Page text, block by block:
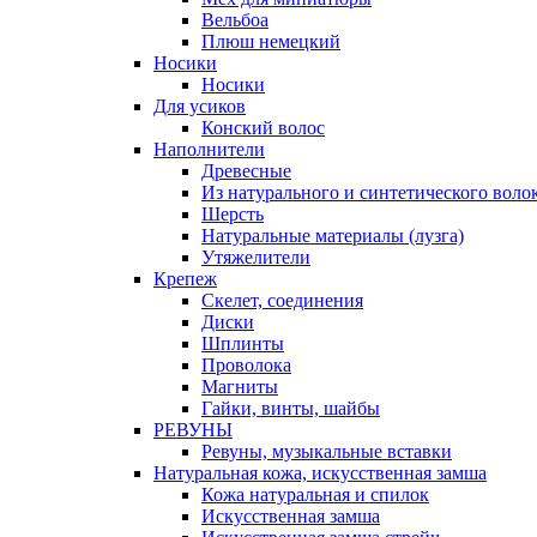
Вельбоа
Плюш немецкий
Носики
Носики
Для усиков
Конский волос
Наполнители
Древесные
Из натурального и синтетического
Шерсть
Натуральные материалы (лузга)
Утяжелители
Крепеж
Скелет, соединения
Диски
Шплинты
Проволока
Магниты
Гайки, винты, шайбы
РЕВУНЫ
Ревуны, музыкальные вставки
Натуральная кожа, искусственная замша
Кожа натуральная и спилок
Искусственная замша